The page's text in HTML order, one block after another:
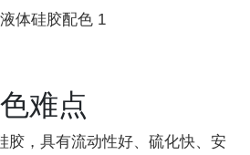
难点
胶，具有流动性好、硫化快、安